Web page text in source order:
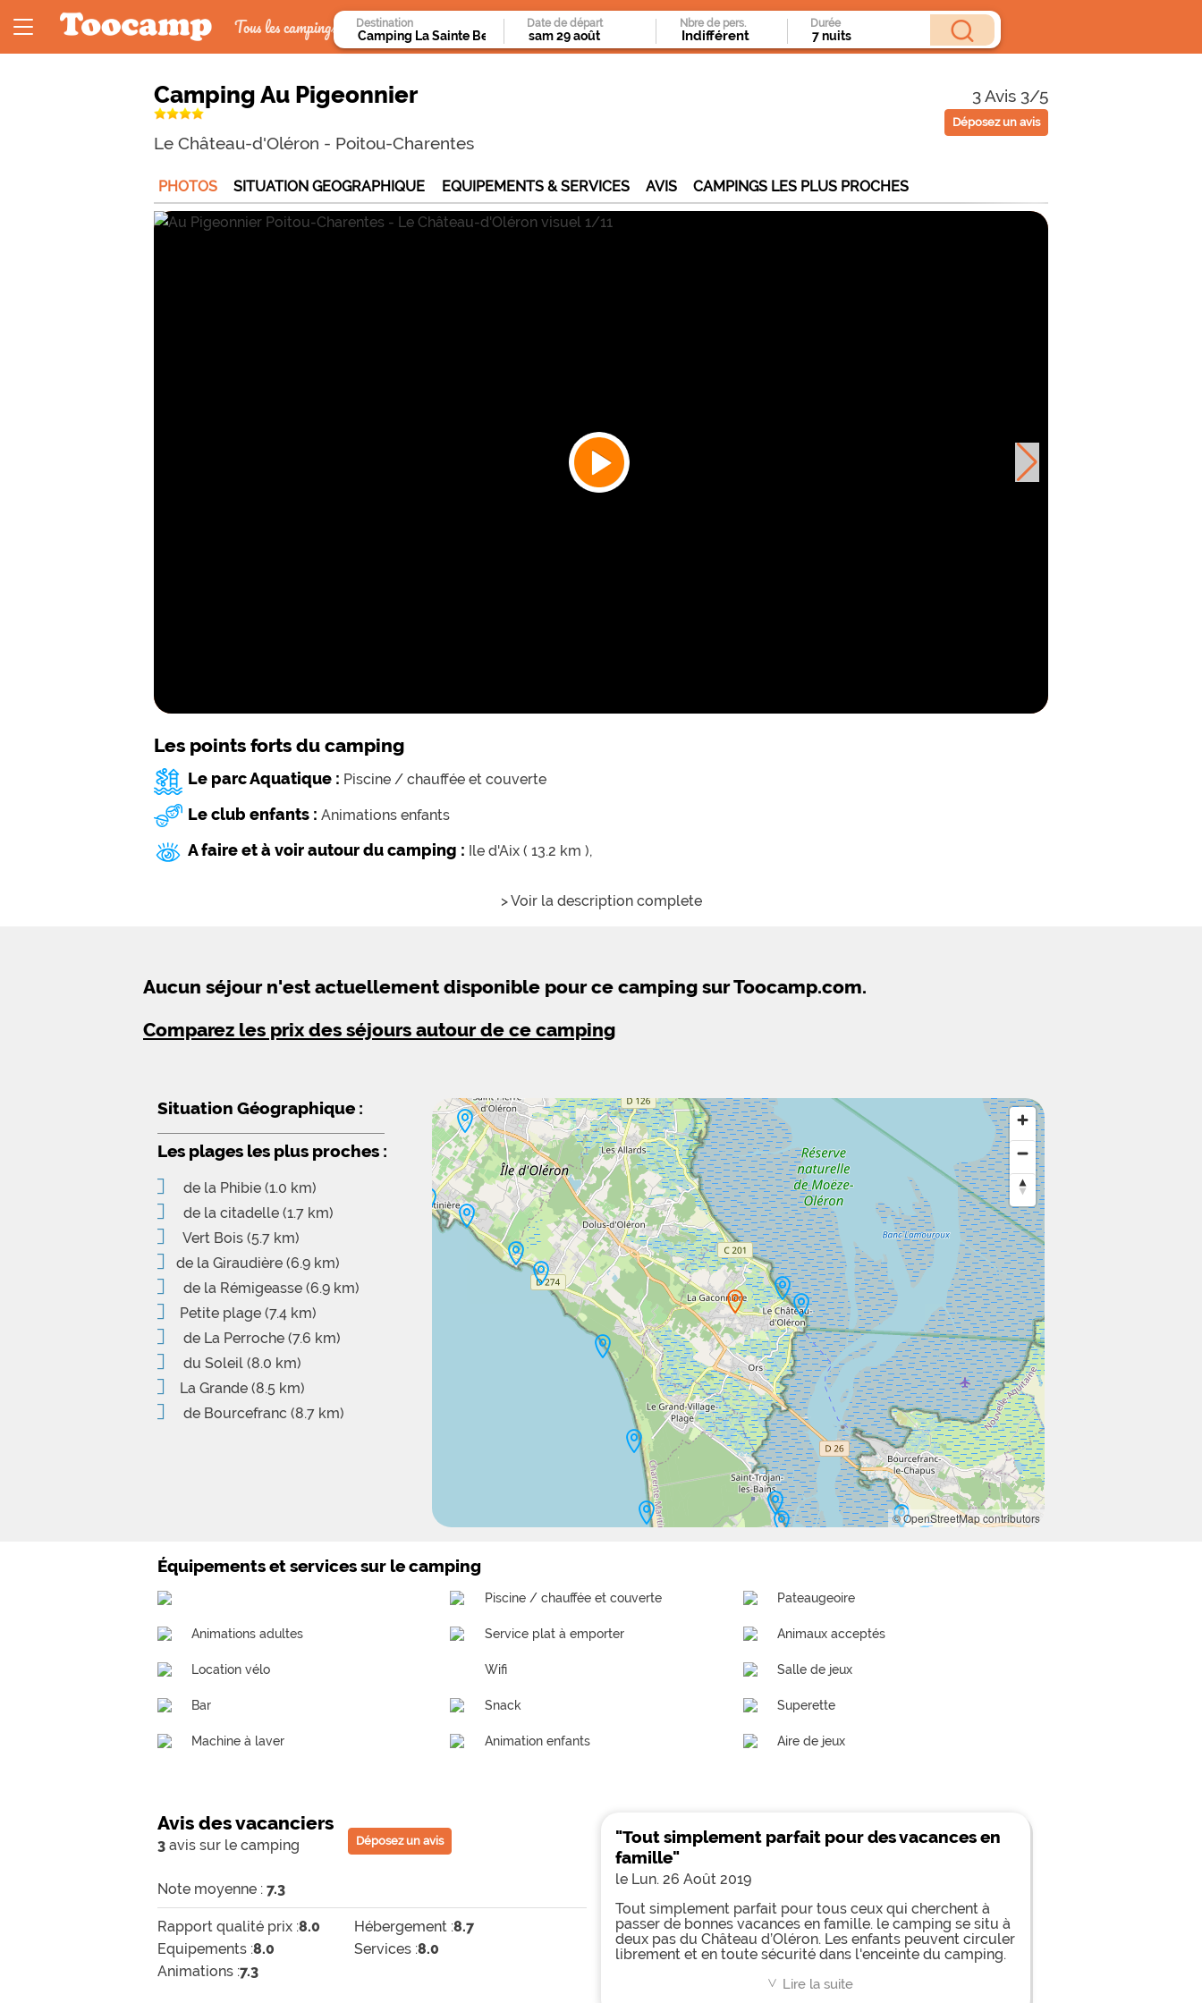
Tous les campings Destination Date de départ Durée
Nbre de pers.
Camping Au Pigeonnier
Le Château-d'Oléron - Poitou-Charentes
3 Avis 3/5
Déposez un avis
PHOTOS SITUATION GEOGRAPHIQUE EQUIPEMENTS & SERVICES AVIS CAMPINGS LES PLUS PROCHES
Les points forts du camping
Le parc Aquatique : Piscine / chauffée et couverte
Le club enfants : Animations enfants
A faire et à voir autour du camping : Ile d'Aix ( 13.2 km ),
> Voir la description complete
Aucun séjour n'est actuellement disponible pour ce camping sur Toocamp.com.
Comparez les prix des séjours autour de ce camping
Situation Géographique :
© OpenStreetMap contributors
Les plages les plus proches :
de la Phibie (1.0 km)
de la citadelle (1.7 km)
Vert Bois (5.7 km)
de la Giraudière (6.9 km)
de la Rémigeasse (6.9 km)
Petite plage (7.4 km)
de La Perroche (7.6 km)
du Soleil (8.0 km)
La Grande (8.5 km)
de Bourcefranc (8.7 km)
Équipements et services sur le camping
Piscine / chauffée et couverte Pateaugeoire
Animations adultes Service plat à emporter Animaux acceptés
Location vélo Wifi Salle de jeux
Bar Snack Superette
Machine à laver Animation enfants Aire de jeux
Avis des vacanciers
3 avis sur le camping Déposez un avis
Note moyenne : 7.3
Rapport qualité prix :8.0 Hébergement :8.7
Equipements :8.0 Services :8.0
Animations :7.3
"Tout simplement parfait pour des vacances en
famille"
le Lun. 26 Août 2019
Tout simplement parfait pour tous ceux qui cherchent à
passer de bonnes vacances en famille. le camping se situ à
deux pas du Château d’Oléron. Les enfants peuvent circuler
librement et en toute sécurité dans l'enceinte du camping.
"maison" variées, propreté des lieux et des locations,
< Lire la suite